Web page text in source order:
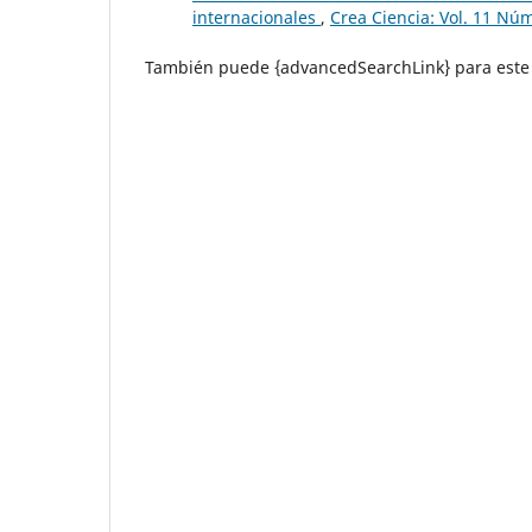
internacionales , Crea Ciencia: Vol. 11
También puede {advancedSearchLink} para